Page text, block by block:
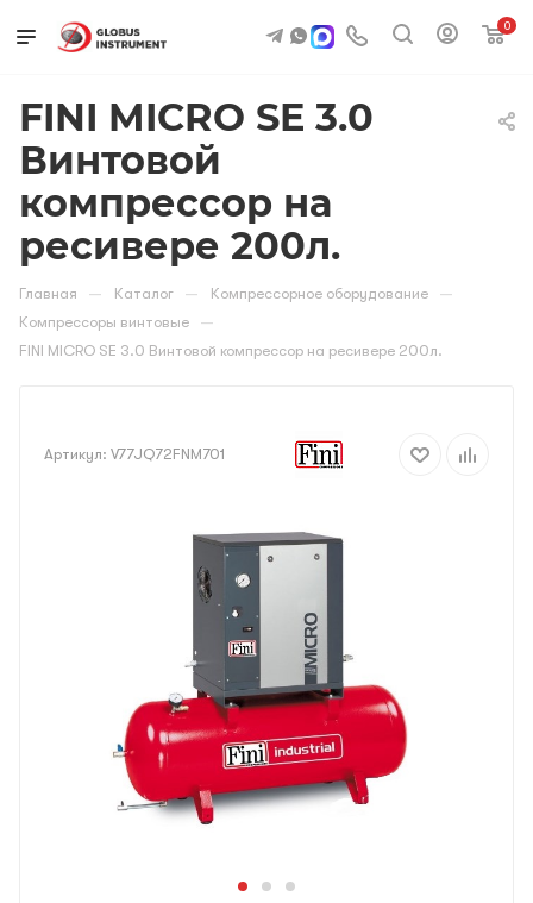
0
FINI MICRO SE 3.0
Винтовой
компрессор на
ресивере 200л.
Главная — Каталог — Компрессорное оборудование —
Компрессоры винтовые —
FINI MICRO SE 3.0 Винтовой компрессор на ресивере 200л.
Артикул: V77JQ72FNM701